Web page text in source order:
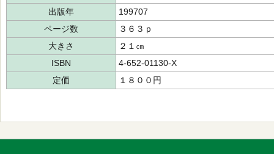
出版年
199707
ページ数
３６３ｐ
大きさ
２１㎝
ISBN
4-652-01130-X
定価
１８００円